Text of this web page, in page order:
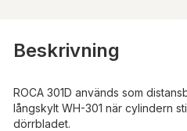
Beskrivning
ROCA 301D används som
långskylt WH-301 när cylindern
dörrbladet.